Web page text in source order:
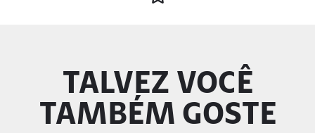
TALVEZ VOCÊ
TAMBÉM GOSTE